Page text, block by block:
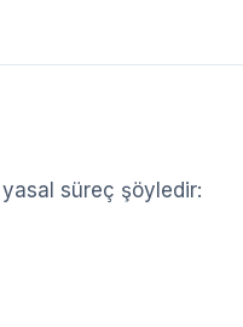
süreç şöyledir: